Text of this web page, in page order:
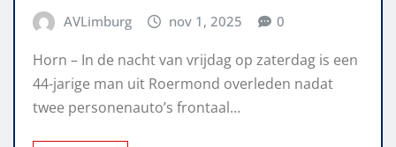
AVLimburg nov 1, 2025 0
Horn – In de nacht van vrijdag op zaterdag is een
44-jarige man uit Roermond overleden nadat
twee personenauto’s frontaal…